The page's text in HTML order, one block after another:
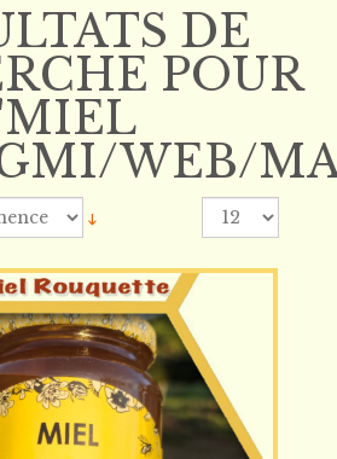
DE
POUR
'MIEL
WEB/